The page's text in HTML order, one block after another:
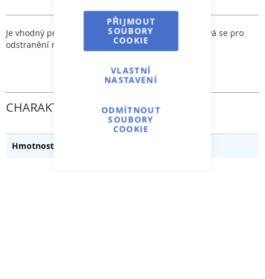
PŘIJMOUT
SOUBORY
COOKIE
VLASTNÍ
NASTAVENÍ
ODMÍTNOUT
SOUBORY
COOKIE
Je vhodný pro čištění různých rohů v bazénu, používá se pro
odstranění mrtvé řasy, nečistot a usazenin.
CHARAKTERISTICKÝ